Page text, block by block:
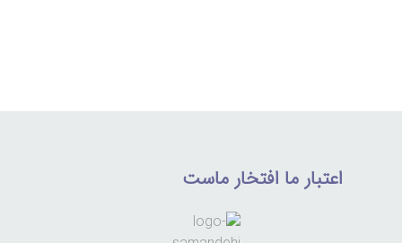
اعتبار ما افتخار ماست